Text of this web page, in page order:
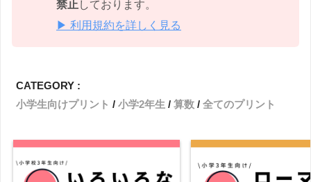
禁止 しております。
▶ 利用規約を詳しく見る
CATEGORY :
小学生向けプリント
小学2年生 算数 全てのプリント